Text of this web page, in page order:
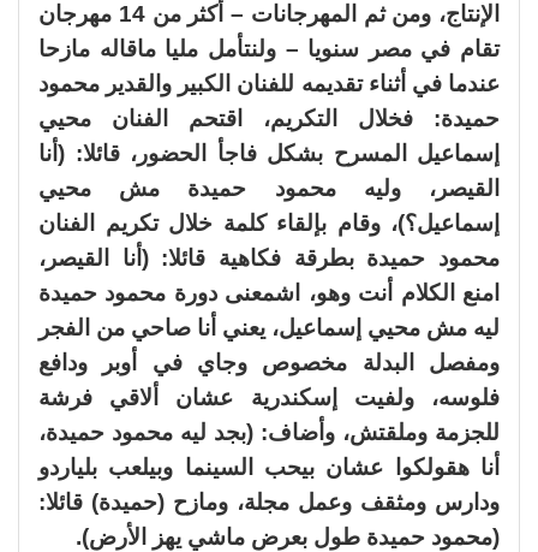
الإنتاج، ومن ثم المهرجانات – أكثر من 14 مهرجان
تقام في مصر سنويا – ولنتأمل مليا ماقاله مازحا
عندما في أثناء تقديمه للفنان الكبير والقدير محمود
حميدة: فخلال التكريم، اقتحم الفنان محيي
إسماعيل المسرح بشكل فاجأ الحضور، قائلا: (أنا
القيصر، وليه محمود حميدة مش محيي
إسماعيل؟)، وقام بإلقاء كلمة خلال تكريم الفنان
محمود حميدة بطرقة فكاهية قائلا: (أنا القيصر،
امنع الكلام أنت وهو، اشمعنى دورة محمود حميدة
ليه مش محيي إسماعيل، يعني أنا صاحي من الفجر
ومفصل البدلة مخصوص وجاي في أوبر ودافع
فلوسه، ولفيت إسكندرية عشان ألاقي فرشة
للجزمة وملقتش، وأضاف: (بجد ليه محمود حميدة،
أنا هقولكوا عشان بيحب السينما وبيلعب بلياردو
ودارس ومثقف وعمل مجلة، ومازح (حميدة) قائلا:
(محمود حميدة طول بعرض ماشي يهز الأرض).